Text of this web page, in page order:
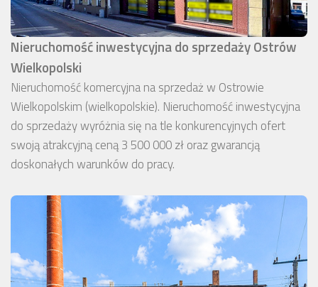
Nieruchomość inwestycyjna do sprzedaży Ostrów
Wielkopolski
Nieruchomość komercyjna na sprzedaż w Ostrowie
Wielkopolskim (wielkopolskie). Nieruchomość inwestycyjna
do sprzedaży wyróżnia się na tle konkurencyjnych ofert
swoją atrakcyjną ceną 3 500 000 zł oraz gwarancją
doskonałych warunków do pracy.